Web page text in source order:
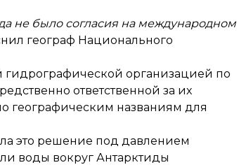
не было согласия на международном
географ Национального
организацией по
ответственной за их
географическим названиям для
это решение под давлением
воды вокруг Антарктиды